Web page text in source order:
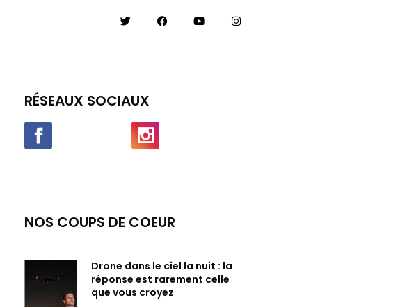
RÉSEAUX SOCIAUX
NOS COUPS DE COEUR
Drone dans le ciel la nuit : la
réponse est rarement celle
que vous croyez